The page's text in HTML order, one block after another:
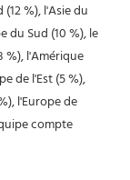
%), l'Asie du
du Sud (10 %), le
%), l'Amérique
de l'Est (5 %),
l'Europe de
compte